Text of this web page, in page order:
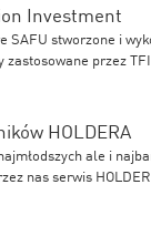
Investment
stworzone i
przez
HOLDERA
ale i
nas serwis